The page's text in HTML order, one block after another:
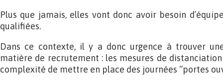
Plus que jamais, elles vont donc avoir besoin
qualifiées.
Dans ce contexte, il y a donc urgence à trouver
matière de recrutement : les mesures de
complexité de mettre en place des journées “portes